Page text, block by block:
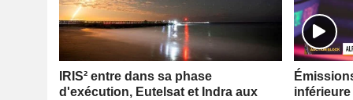
IRIS² entre dans sa phase
d'exécution, Eutelsat et Indra aux